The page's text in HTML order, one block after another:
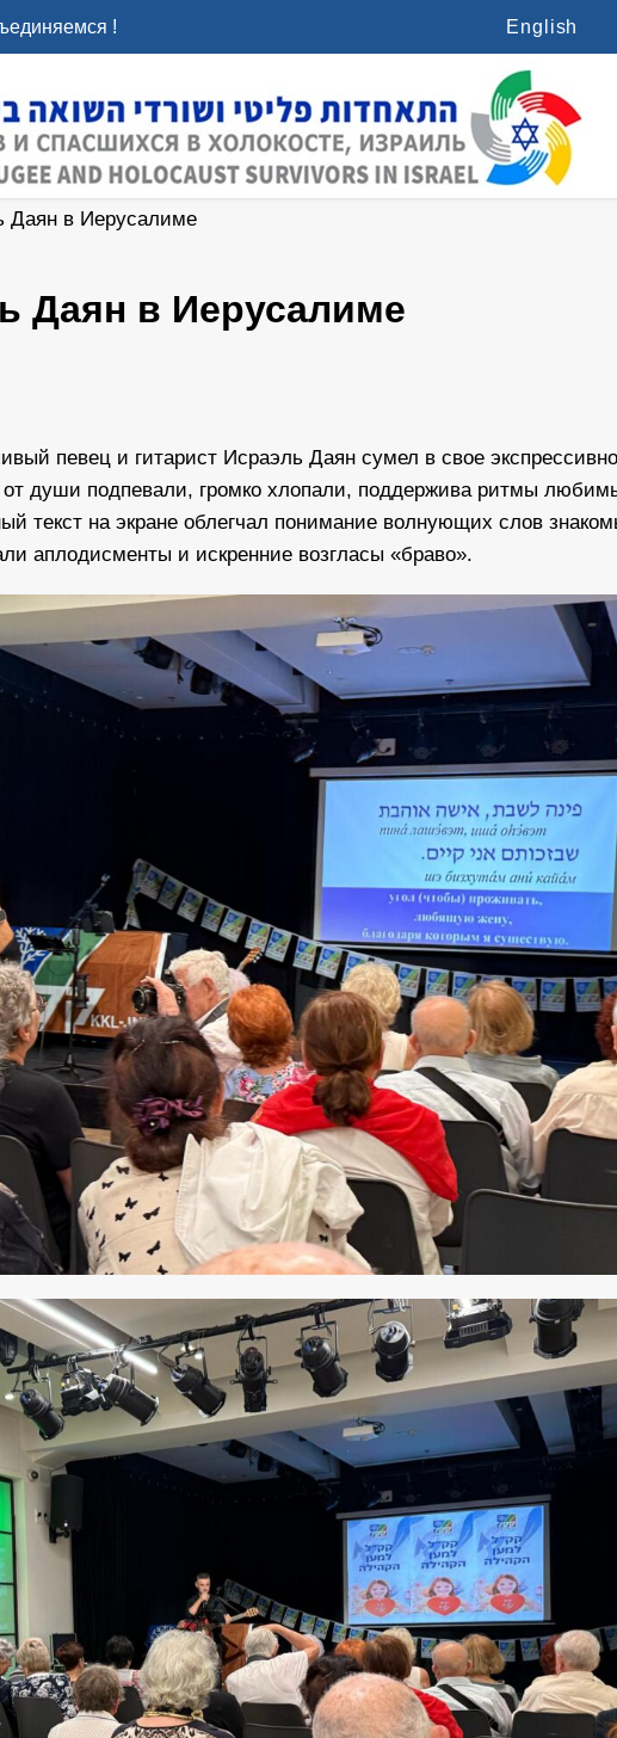
! English
Даян в Иерусалиме
Даян в Иерусалиме
певец и гитарист Исраэль Даян сумел в свое
от души подпевали, громко хлопали, поддержива ритмы
текст на экране облегчал понимание волнующих слов
аплодисменты и искренние возгласы «браво».